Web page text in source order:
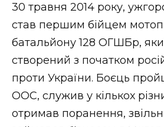
ЗАКАРПАТСЬКІ
НОВИНИ ЗАХІДНОЇ
30 травня 2014 року,
став першим бійцем
батальйону 128 ОГШБр,
створений з початком
проти України. Боєць
ООС, служив у кількох
отримав поранення,